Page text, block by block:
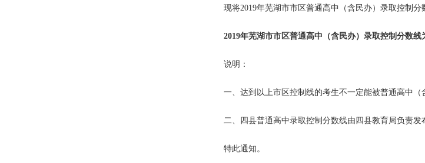
现将2019年芜湖市市区普通高中（含民办）录取控制分
2019年芜湖市市区普通高中（含民办）录取控制分数线
说明：
一、达到以上市区控制线的考生不一定能被普通高中
二、四县普通高中录取控制分数线由四县教育局负责发
特此通知。